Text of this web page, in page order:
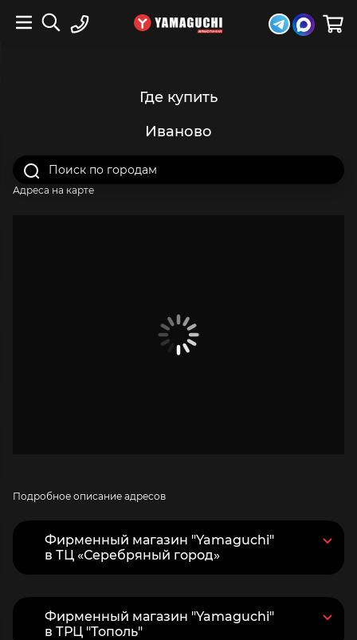
Где купить
Иваново
Адреса на карте
Подробное описание адресов
Фирменный магазин "Yamaguchi"
в ТЦ «Серебряный город»
Фирменный магазин "Yamaguchi"
в ТРЦ "Тополь"